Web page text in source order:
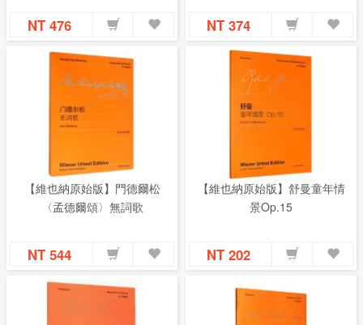
NT 476 NT 374
【維也納原始版】門德爾松
〈孟德爾頌〉無詞歌
NT 544
【維也納原始版】舒曼童年情
景Op.15
NT 202